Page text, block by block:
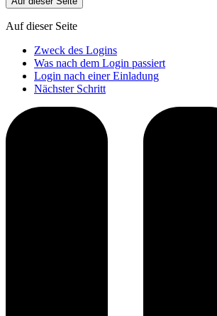
Auf dieser Seite
Zweck des Logins
Was nach dem Login passiert
Login nach einer Einladung
Nächster Schritt